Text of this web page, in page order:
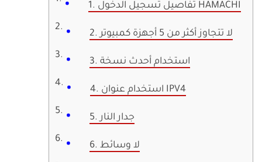
1. تفاصيل تسجيل الدخول HAMACHI
2. لا تتجاوز أكثر من 5 أجهزة كمبيوتر
3. استخدام أحدث نسخة
4. استخدام عنوان IPV4
5. جدار النار
6. لا وسائط